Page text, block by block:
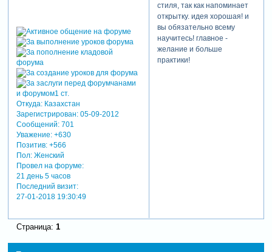
Откуда:Казахстан
Зарегистрирован: 05-09-2012
Сообщений:701
Уважение: +630
Позитив: +566
Пол:Женский
Провел на форуме:
21 день 5 часов
Последний визит:
27-01-2018 19:30:49
стиля, так как напоминает
открытку. идея хорошая! и
вы обязательно всему
научитесь! главное -
желание и больше
практики!
Страница: 1